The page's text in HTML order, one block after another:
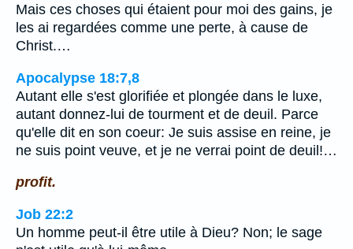
Mais ces choses qui étaient pour moi des gains, je
les ai regardées comme une perte, à cause de
Christ.…
Apocalypse 18:7,8
Autant elle s'est glorifiée et plongée dans le luxe,
autant donnez-lui de tourment et de deuil. Parce
qu'elle dit en son coeur: Je suis assise en reine, je
ne suis point veuve, et je ne verrai point de deuil!…
profit.
Job 22:2
Un homme peut-il être utile à Dieu? Non; le sage